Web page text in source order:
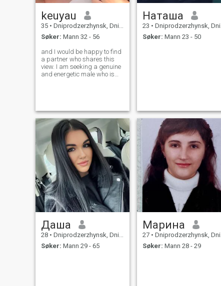
keuyau
35 • Dniprodzerzhynsk, Dnipropetrovs'k, Ukraina
Søker: Mann 32 - 56
and I would be happy to find
a partner who shares this
view. I am seeking a genuine
and energetic male who is
Наташа
23 • Dniprodzerzhynsk, Dnipropetrovs'k, Ukraina
Søker: Mann 23 - 50
Даша
28 • Dniprodzerzhynsk, Dnipropetrovs'k, Ukraina
Søker: Mann 29 - 65
Марина
27 • Dniprodzerzhynsk, Dnipropetrovs'k, Ukraina
Søker: Mann 28 - 29